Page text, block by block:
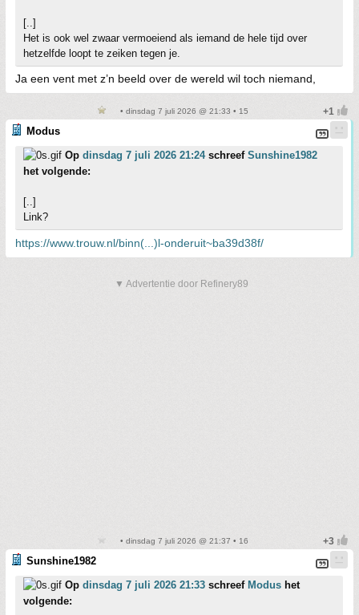
[..]
Het is ook wel zwaar vermoeiend als iemand de hele tijd over
hetzelfde loopt te zeiken tegen je.
Ja een vent met z’n beeld over de wereld wil toch niemand,
• dinsdag 7 juli 2026 @ 21:33 • 15
Modus
Op dinsdag 7 juli 2026 21:24schreef Sunshine1982
het volgende:
[..]
Link?
https://www.trouw.nl/binn(...)l-onderuit~ba39d38f/
▼ Advertentie door Refinery89
• dinsdag 7 juli 2026 @ 21:37 • 16
Sunshine1982
Op dinsdag 7 juli 2026 21:33 schreef Modus het
volgende: